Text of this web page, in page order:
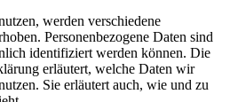
werden verschiedene
Personenbezogene Daten sind
identifiziert werden können. Die
erläutert, welche Daten wir
Sie erläutert auch, wie und zu